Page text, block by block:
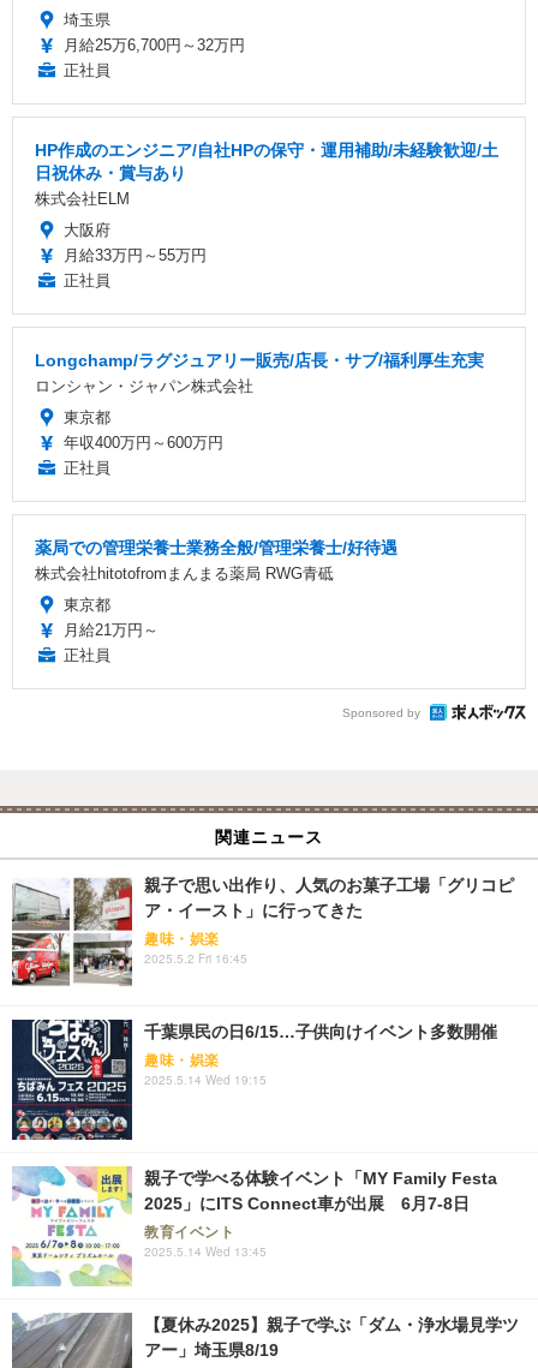
埼玉県
月給25万6,700円～32万円
正社員
HP作成のエンジニア/自社HPの保守・運用補助/未経験歓迎/土
日祝休み・賞与あり
株式会社ELM
大阪府
月給33万円～55万円
正社員
Longchamp/ラグジュアリー販売/店長・サブ/福利厚生充実
ロンシャン・ジャパン株式会社
東京都
年収400万円～600万円
正社員
薬局での管理栄養士業務全般/管理栄養士/好待遇
株式会社hitotofromまんまる薬局 RWG青砥
東京都
月給21万円～
正社員
Sponsored by
関連ニュース
親子で思い出作り、人気のお菓子工場「グリコピ
ア・イースト」に行ってきた
趣味・娯楽
2025.5.2 Fri 16:45
千葉県民の日6/15…子供向けイベント多数開催
趣味・娯楽
2025.5.14 Wed 19:15
親子で学べる体験イベント「MY Family Festa
2025」にITS Connect車が出展 6月7-8日
教育イベント
2025.5.14 Wed 13:45
【夏休み2025】親子で学ぶ「ダム・浄水場見学ツ
アー」埼玉県8/19